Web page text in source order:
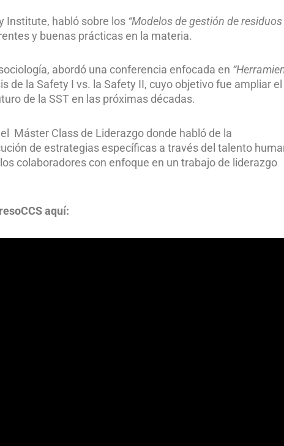
Institute, habló sobre los “Modelos de gestión de residuos
y buenas prácticas en la materia.
abordó una conferencia enfocada en
de la Safety I vs. la Safety II, cuyo objetivo fue ampliar el
de la SST en las próximas décadas.
Máster Class de Liderazgo donde habló de la
de estrategias específicas a través del talento
colaboradores con enfoque en un trabajo de liderazgo
aquí: